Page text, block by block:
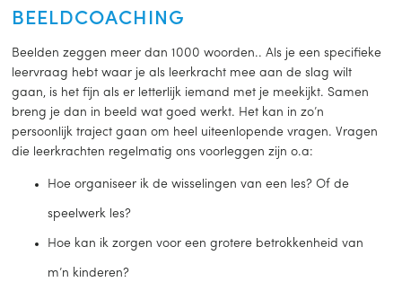
BEELDCOACHING
Beelden zeggen meer dan 1000 woorden.. Als je een specifieke
leervraag hebt waar je als leerkracht mee aan de slag wilt
gaan, is het fijn als er letterlijk iemand met je meekijkt. Samen
breng je dan in beeld wat goed werkt. Het kan in zo’n
persoonlijk traject gaan om heel uiteenlopende vragen. Vragen
die leerkrachten regelmatig ons voorleggen zijn o.a:
Hoe organiseer ik de wisselingen van een les? Of de
speelwerk les?
Hoe kan ik zorgen voor een grotere betrokkenheid van
m’n kinderen?